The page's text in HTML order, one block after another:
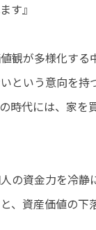
す』
観が多様化する
という意向を持
時代には、家
の資金力を冷
、資産価値の下